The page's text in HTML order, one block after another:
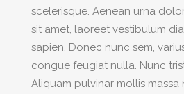
scelerisque. Aenean urna
sit amet, laoreet vestibulum
sapien. Donec nunc sem,
congue feugiat nulla. Nunc
Aliquam pulvinar mollis massa